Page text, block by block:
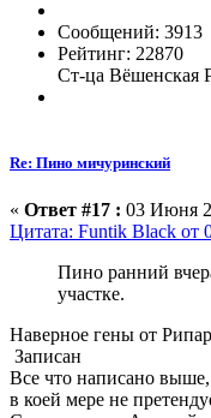
Сообщений: 3913
Рейтинг: 22870
Ст-ца Вёшенская
Re: Пино мичуринский
« Ответ #17 : 03 Июня
Цитата: Funtik Black от
Пино ранний
участке.
Наверное гены от
Записан
Все что написано
в коей мере не